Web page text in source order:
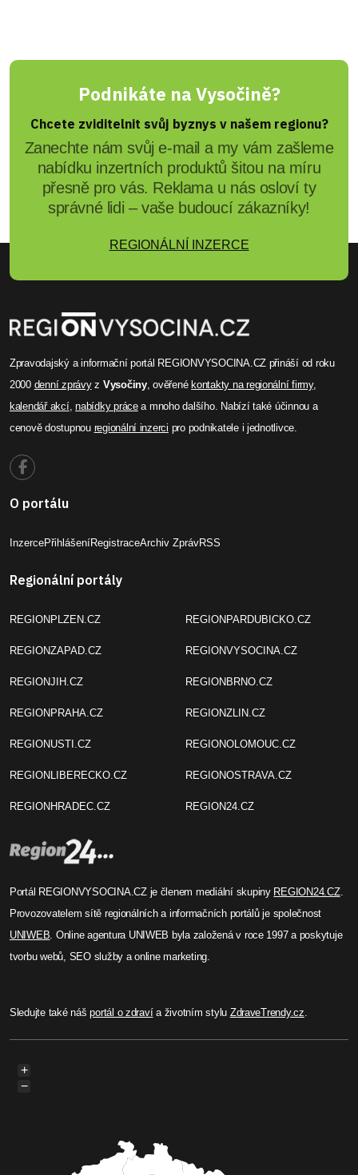
Podnikáte na Vysočině?
Chcete zviditelnit svůj byznys v našem regionu?
Zanechte nám svůj e-mail a my vám zašleme
nabídku inzertních produktů šitou na míru
přesně pro vás. Reklama u nás osloví ty
správné lidi – vaše budoucí zákazníky!
REGIONÁLNÍ INZERCE
Zpravodajský a informační portál REGIONVYSOCINA.CZ přináší od roku
2000 denní zprávyz Vysočiny, ověřené kontakty na regionální firmy,
kalendář akcí,nabídky prácea mnoho dalšího. Nabízí také účinnou a
cenově dostupnou regionální inzerci pro podnikatele i jednotlivce.
O portálu
InzercePřihlášeníRegistraceArchiv ZprávRSS
Regionální portály
REGIONPLZEN.CZ
REGIONZAPAD.CZ
REGIONJIH.CZ
REGIONPRAHA.CZ
REGIONUSTI.CZ
REGIONLIBERECKO.CZ
REGIONHRADEC.CZ
REGIONPARDUBICKO.CZ
REGIONVYSOCINA.CZ
REGIONBRNO.CZ
REGIONZLIN.CZ
REGIONOLOMOUC.CZ
REGIONOSTRAVA.CZ
REGION24.CZ
Portál REGIONVYSOCINA.CZ je členem mediální skupiny REGION24.CZ.
Provozovatelem sítě regionálních a informačních portálů je společnost
UNIWEB. Online agentura UNIWEB byla založená v roce 1997 a poskytuje
tvorbu webů, SEO služby a online marketing.
Sledujte také nášportál o zdravía životním stylu ZdraveTrendy.cz.
+
−